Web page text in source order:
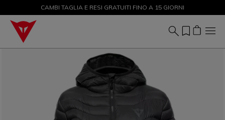
SALDI FINO AL 50% - ACQUISTA ORA
CAMBI TAGLIA E RESI GRATUITI FINO A 15 GIORNI